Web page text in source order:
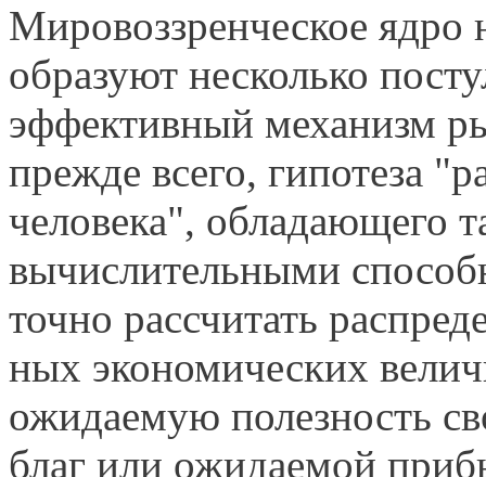
Мировоззренческое ядро
образуют несколько
эффективный механизм
прежде всего, гипотеза
чело­века", обладающего
вычислительными
точно рассчитать
ных экономических
ожидаемую полезность
благ или ожидаемой